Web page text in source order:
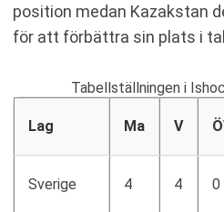
position medan Kazakstan
för att förbättra sin plats i
Tabellställningen i
Lag Ma V
Sverige 4 4 0